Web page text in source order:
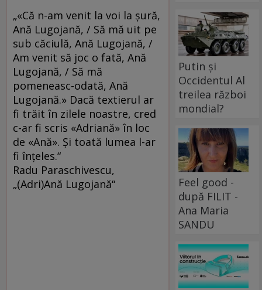
„«Că n-am venit la voi la şură,
Ană Lugojană, / Să mă uit pe
sub căciulă, Ană Lugojană, /
Am venit să joc o fată, Ană
Lugojană, / Să mă
pomeneasc-odată, Ană
Lugojană.» Dacă textierul ar
fi trăit în zilele noastre, cred
c-ar fi scris «Adriană» în loc
de «Ană». Şi toată lumea l-ar
fi înţeles.“
Radu Paraschivescu,
„(Adri)Ană Lugojană“
Putin și
Occidentul Al
treilea război
mondial?
Feel good -
după FILIT -
Ana Maria
SANDU